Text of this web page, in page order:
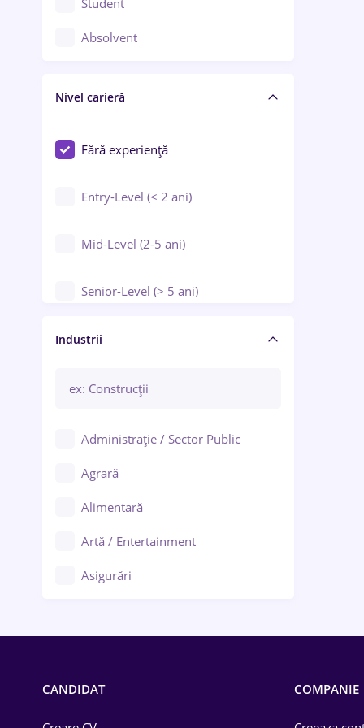
Controlul calității
Educație / Training / Arte
Student
Absolvent
Nivel carieră
Fără experiență
Entry-Level (< 2 ani)
Mid-Level (2-5 ani)
Senior-Level (> 5 ani)
Manager / Executiv
Industrii
Administrație / Sector Public
Agrară
Alimentară
Artă / Entertainment
Asigurări
CANDIDAT COMPANIE